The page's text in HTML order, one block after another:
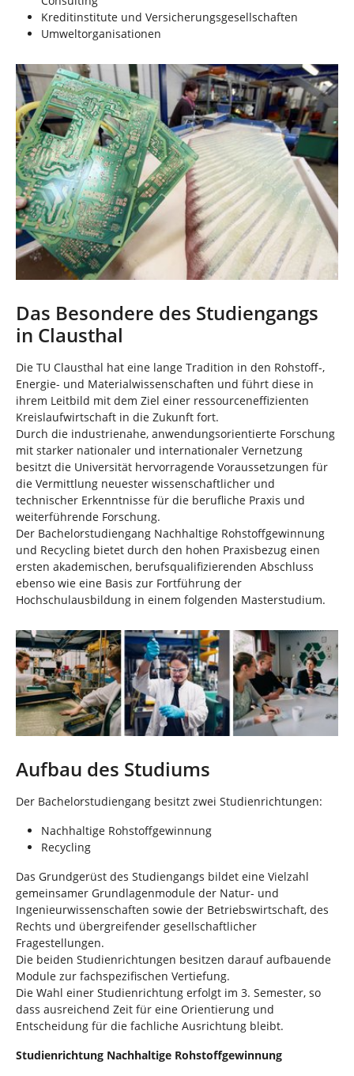
Kreditinstitute und Versicherungsgesellschaften
Umweltorganisationen
Das Besondere des Studiengangs
in Clausthal
Die TU Clausthal hat eine lange Tradition in den Rohstoff-,
Energie- und Materialwissenschaften und führt diese in
ihrem Leitbild mit dem Ziel einer ressourceneffizienten
Kreislaufwirtschaft in die Zukunft fort.
Durch die industrienahe, anwendungsorientierte Forschung
mit starker nationaler und internationaler Vernetzung
besitzt die Universität hervorragende Voraussetzungen für
die Vermittlung neuester wissenschaftlicher und
technischer Erkenntnisse für die berufliche Praxis und
weiterführende Forschung.
Der Bachelorstudiengang Nachhaltige Rohstoffgewinnung
und Recycling bietet durch den hohen Praxisbezug einen
ersten akademischen, berufsqualifizierenden Abschluss
ebenso wie eine Basis zur Fortführung der
Hochschulausbildung in einem folgenden Masterstudium.
Aufbau des Studiums
Der Bachelorstudiengang besitzt zwei Studienrichtungen:
Nachhaltige Rohstoffgewinnung
Recycling
Das Grundgerüst des Studiengangs bildet eine Vielzahl
gemeinsamer Grundlagenmodule der Natur- und
Ingenieurwissenschaften sowie der Betriebswirtschaft, des
Rechts und übergreifender gesellschaftlicher
Fragestellungen.
Die beiden Studienrichtungen besitzen darauf aufbauende
Module zur fachspezifischen Vertiefung.
Die Wahl einer Studienrichtung erfolgt im 3. Semester, so
dass ausreichend Zeit für eine Orientierung und
Entscheidung für die fachliche Ausrichtung bleibt.
Studienrichtung Nachhaltige Rohstoffgewinnung